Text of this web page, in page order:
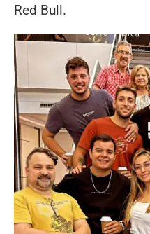
Red Bull.